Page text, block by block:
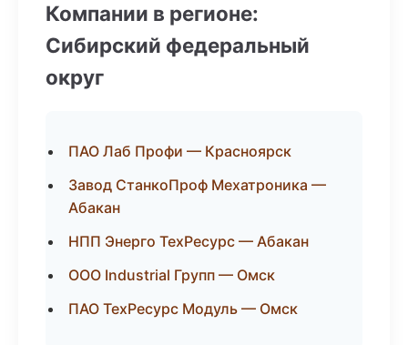
Компании в регионе:
Сибирский федеральный
округ
ПАО Лаб Профи — Красноярск
Завод СтанкоПроф Мехатроника —
Абакан
НПП Энерго ТехРесурс — Абакан
ООО Industrial Групп — Омск
ПАО ТехРесурс Модуль — Омск